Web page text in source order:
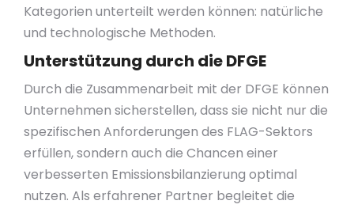
Kategorien unterteilt werden können: natürliche
und technologische Methoden.
Unterstützung durch die DFGE
Durch die Zusammenarbeit mit der DFGE können
Unternehmen sicherstellen, dass sie nicht nur die
spezifischen Anforderungen des FLAG-Sektors
erfüllen, sondern auch die Chancen einer
verbesserten Emissionsbilanzierung optimal
nutzen. Als erfahrener Partner begleitet die